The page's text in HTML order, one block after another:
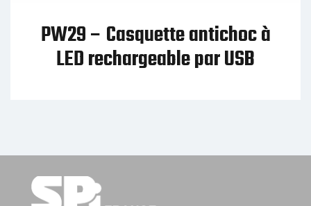
PW29 – Casquette antichoc à
LED rechargeable par USB